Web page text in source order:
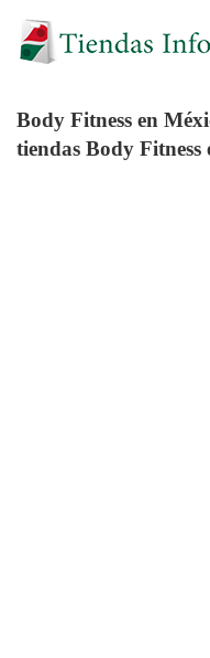
Body Fitness en
tiendas Body Fitness